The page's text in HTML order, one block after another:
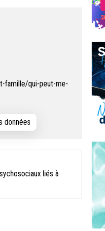
famille/qui-peut-me-
données
liés à